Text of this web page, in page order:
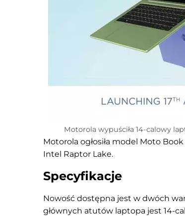
Motorola wypuściła 14-calowy
Motorola ogłosiła model Moto
Intel Raptor Lake.
Specyfikacje
Nowość dostępna jest w dwóch
głównych atutów laptopa jest 14-